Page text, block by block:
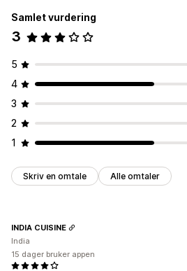
Samlet vurdering
3
5
4
3
2
1
Skriv en omtale Alle omtaler
INDIA CUISINE
India
15 dager bruker appen